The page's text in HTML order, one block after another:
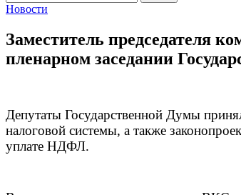
Новости
Заместитель председателя
пленарном заседании
Депутаты Государственной Думы
налоговой системы, а также
уплате НДФЛ.